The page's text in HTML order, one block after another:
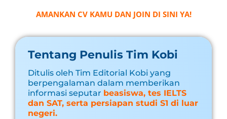
AMANKAN CV KAMU DAN JOIN DI SINI YA!
Tentang Penulis Tim Kobi
Ditulis oleh Tim Editorial Kobi yang
berpengalaman dalam memberikan
informasi seputar beasiswa, tes IELTS
dan SAT, serta persiapan studi S1 di luar
negeri.